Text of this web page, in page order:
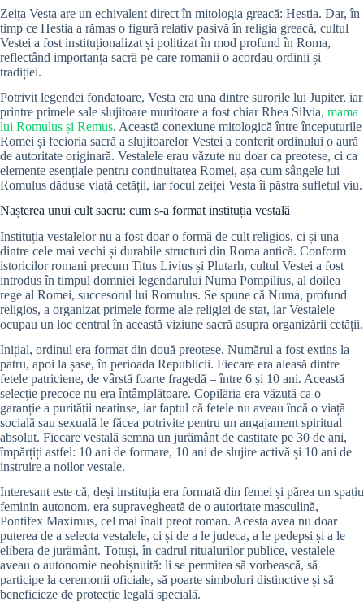
Zeița Vesta are un echivalent direct în mitologia greacă: Hestia. Dar, în
timp ce Hestia a rămas o figură relativ pasivă în religia greacă, cultul
Vestei a fost instituționalizat și politizat în mod profund în Roma,
reflectând importanța sacră pe care romanii o acordau ordinii și
tradiției.
Potrivit legendei fondatoare, Vesta era una dintre surorile lui Jupiter, iar
printre primele sale slujitoare muritoare a fost chiar Rhea Silvia, mama
lui Romulus și Remus. Această conexiune mitologică între începuturile
Romei și fecioria sacră a slujitoarelor Vestei a conferit ordinului o aură
de autoritate originară. Vestalele erau văzute nu doar ca preotese, ci ca
elemente esențiale pentru continuitatea Romei, așa cum sângele lui
Romulus dăduse viață cetății, iar focul zeiței Vesta îi păstra sufletul viu.
Nașterea unui cult sacru: cum s-a format instituția vestală
Instituția vestalelor nu a fost doar o formă de cult religios, ci și una
dintre cele mai vechi și durabile structuri din Roma antică. Conform
istoricilor romani precum Titus Livius și Plutarh, cultul Vestei a fost
introdus în timpul domniei legendarului Numa Pompilius, al doilea
rege al Romei, succesorul lui Romulus. Se spune că Numa, profund
religios, a organizat primele forme ale religiei de stat, iar Vestalele
ocupau un loc central în această viziune sacră asupra organizării cetății.
Inițial, ordinul era format din două preotese. Numărul a fost extins la
patru, apoi la șase, în perioada Republicii. Fiecare era aleasă dintre
fetele patriciene, de vârstă foarte fragedă – între 6 și 10 ani. Această
selecție precoce nu era întâmplătoare. Copilăria era văzută ca o
garanție a purității neatinse, iar faptul că fetele nu aveau încă o viață
socială sau sexuală le făcea potrivite pentru un angajament spiritual
absolut. Fiecare vestală semna un jurământ de castitate pe 30 de ani,
împărțiți astfel: 10 ani de formare, 10 ani de slujire activă și 10 ani de
instruire a noilor vestale.
Interesant este că, deși instituția era formată din femei și părea un spațiu
feminin autonom, era supravegheată de o autoritate masculină,
Pontifex Maximus, cel mai înalt preot roman. Acesta avea nu doar
puterea de a selecta vestalele, ci și de a le judeca, a le pedepsi și a le
elibera de jurământ. Totuși, în cadrul ritualurilor publice, vestalele
aveau o autonomie neobișnuită: li se permitea să vorbească, să
participe la ceremonii oficiale, să poarte simboluri distinctive și să
beneficieze de protecție legală specială.